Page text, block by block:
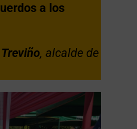
a los
, alcalde de